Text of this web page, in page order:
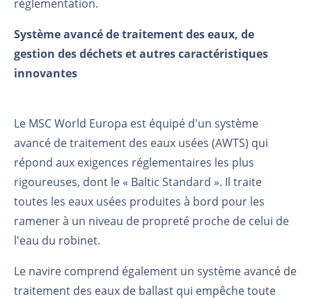
réglementation.
Système avancé de traitement des eaux, de
gestion des déchets et autres caractéristiques
innovantes
Le MSC World Europa est équipé d'un système
avancé de traitement des eaux usées (AWTS) qui
répond aux exigences réglementaires les plus
rigoureuses, dont le « Baltic Standard ». Il traite
toutes les eaux usées produites à bord pour les
ramener à un niveau de propreté proche de celui de
l'eau du robinet.
Le navire comprend également un système avancé de
traitement des eaux de ballast qui empêche toute